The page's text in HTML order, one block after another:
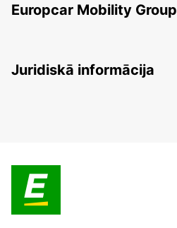
Europcar Mobility Group
Juridiskā informācija